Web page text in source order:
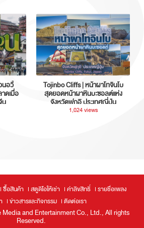
นอวี้
ดเมื่อ
น
Tojinbo Cliffs | หน้าผาโทจินโบ
สุดยอดหน้าผาหินบะซอลต์แห่ง
จังหวัดฟุกุอิ ประเทศญี่ปุ่น
1,024 views
ซื้อสินค้า สตูดิโอให้เช่า ค่าลิขสิทธิ์
รายชื่อเพลง
ข่าวสารและกิจกรรม ติดต่อเรา
and Entertainment Co., Ltd., All rights
Reserved.